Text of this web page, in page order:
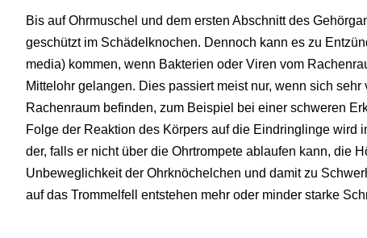
Bis auf Ohrmuschel und dem ersten Abschnitt des
geschützt im Schädelknochen. Dennoch kann es zu
media) kommen, wenn Bakterien oder Viren vom
Mittelohr gelangen. Dies passiert meist nur, wenn sich
Rachenraum befinden, zum Beispiel bei einer schweren
Folge der Reaktion des Körpers auf die Eindringlinge wird
der, falls er nicht über die Ohrtrompete ablaufen kann, die
Unbeweglichkeit der Ohrknöchelchen und damit zu
auf das Trommelfell entstehen mehr oder minder starke